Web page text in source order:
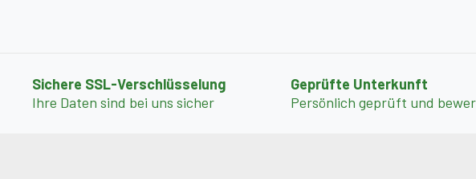
Sichere SSL-Verschlüsselung
Ihre Daten sind bei uns sicher
Geprüfte Unterkunft
Persönlich geprüft und